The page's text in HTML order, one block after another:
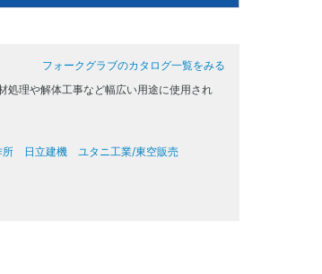
フォークグラブのカタログ一覧をみる
処理や解体工事など幅広い用途に使用され
所 日立建機
ユタニ工業/東空販売